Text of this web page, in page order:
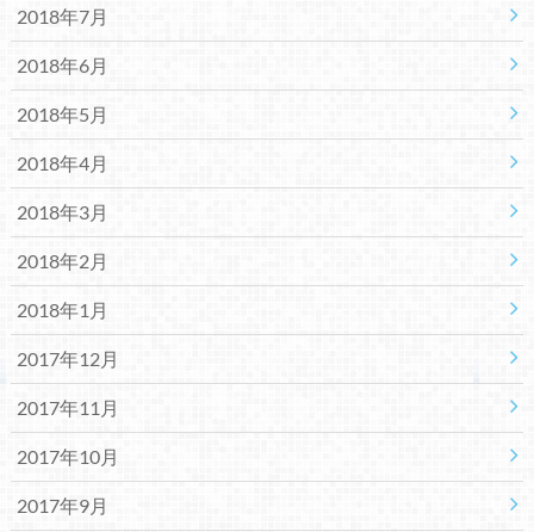
2018年7月
2018年6月
2018年5月
2018年4月
2018年3月
2018年2月
2018年1月
2017年12月
2017年11月
2017年10月
2017年9月